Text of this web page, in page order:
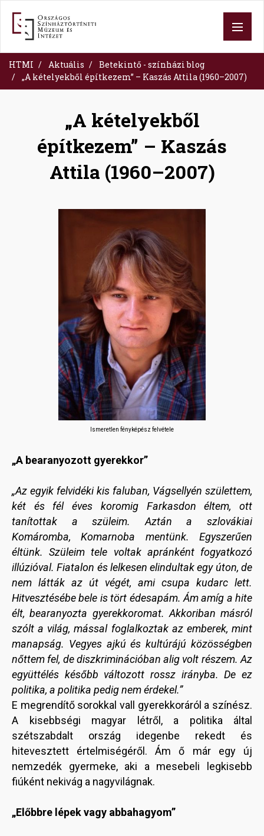
content
HTMI Aktuális
Betekintő - színházi blog
„A kételyekből építkezem” – Kaszás Attila (1960–2007)
„A kételyekből
építkezem” – Kaszás
Attila (1960–2007)
Ismeretlen fényképész felvétele
„A bearanyozott gyerekkor”
„Az egyik felvidéki kis faluban, Vágsellyén születtem,
két és fél éves koromig Farkasdon éltem, ott
tanítottak a szüleim. Aztán a szlovákiai
Komáromba, Komarnoba mentünk. Egyszerűen
éltünk. Szüleim tele voltak apránként fogyatkozó
illúzióval. Fiatalon és lelkesen elindultak egy úton, de
nem látták az út végét, ami csupa kudarc lett.
Hitvesztésébe bele is tört édesapám. Ám amíg a hite
élt, bearanyozta gyerekkoromat. Akkoriban másról
szólt a világ, mással foglalkoztak az emberek, mint
manapság. Vegyes ajkú és kultúrájú közösségben
nőttem fel, de diszkriminációban alig volt részem. Az
együttélés később változott rossz irányba. De ez
politika, a politika pedig nem érdekel.”
E megrendítő sorokkal vall gyerekkoráról a színész.
A kisebbségi magyar létről, a politika által
szétszabdalt ország idegenbe rekedt és
hitevesztett értelmiségéről. Ám ő már egy új
nemzedék gyermeke, aki a mesebeli legkisebb
fiúként nekivág a nagyvilágnak.
„Előbbre lépek vagy abbahagyom”